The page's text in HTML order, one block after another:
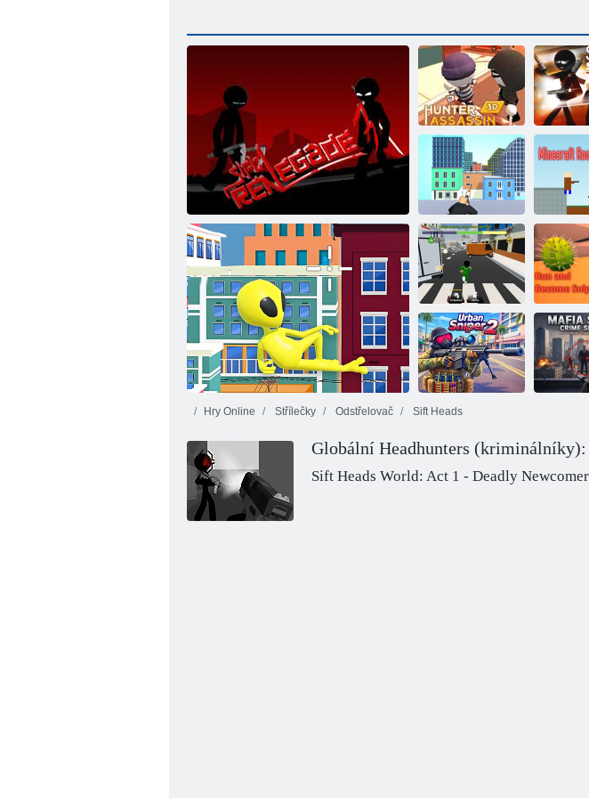
Thug Renegade 3
Hunter Killer
3D
Bounty
Stick
Sniper Gold
Fever 3D
Snipers
Obby 456:
Sniper Survival
ve hře Squid
Game
Utíkejte
se
City Sniper 2
Hry Online Střílečky Odstřelovač Sift Heads
Globální Headhunters
Sift Heads World: Act 1 - Deadly Newcomer